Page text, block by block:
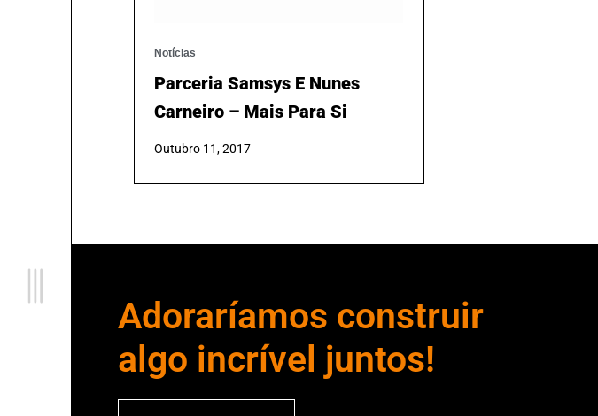
Notícias
Parceria Samsys E Nunes
Carneiro – Mais Para Si
Outubro 11, 2017
Adoraríamos construir
algo incrível juntos!